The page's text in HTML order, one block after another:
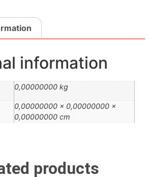
information
0,00000000 kg
0,00000000 × 0,00000000 ×
0,00000000 cm
products